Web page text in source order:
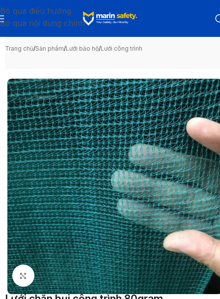
Bỏ qua điều hướng
Bỏ qua nội dung chính
Trang chủ/Sản phẩm/Lưới bảo hộ/Lưới công trình
Nhấp để phóng to